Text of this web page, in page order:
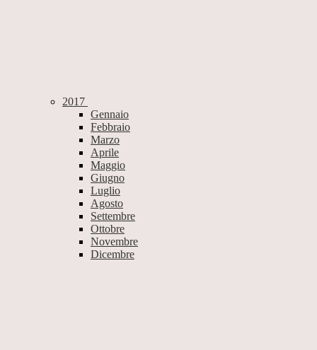
2017
Gennaio
Febbraio
Marzo
Aprile
Maggio
Giugno
Luglio
Agosto
Settembre
Ottobre
Novembre
Dicembre